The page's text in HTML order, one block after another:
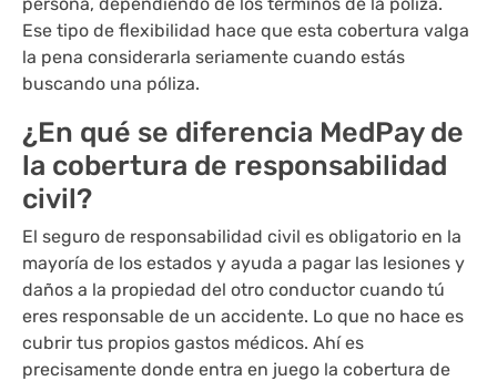
Ese tipo de flexibilidad hace que esta cobertura valga
la pena considerarla seriamente cuando estás
buscando una póliza.
¿En qué se diferencia MedPay de
la cobertura de responsabilidad
civil?
El seguro de responsabilidad civil es obligatorio en la
mayoría de los estados y ayuda a pagar las lesiones y
daños a la propiedad del otro conductor cuando tú
eres responsable de un accidente. Lo que no hace es
cubrir tus propios gastos médicos. Ahí es
precisamente donde entra en juego la cobertura de